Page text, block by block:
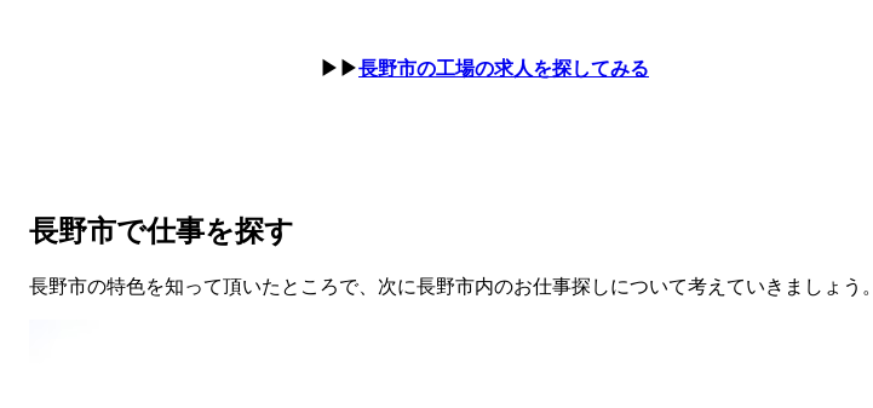
▶▶長野市の工場の求人を探してみる
長野市で仕事を探す
長野市の特色を知って頂いたところで、次に長野市内のお仕事探しについて考えていきましょう。